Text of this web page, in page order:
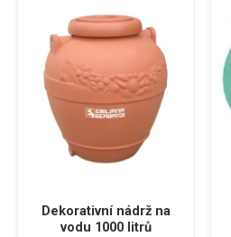
Dekorativní nádrž na
vodu 1000 litrů